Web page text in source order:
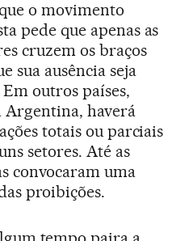
o movimento
pede que apenas as
cruzem os braços
sua ausência seja
outros países,
Argentina, haverá
totais ou parciais
setores. Até as
convocaram uma
proibições.